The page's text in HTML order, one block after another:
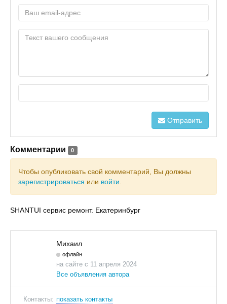
Отправить
Комментарии 0
Чтобы опубликовать свой комментарий, Вы должны
зарегистрироваться или войти
SHANTUI сервис ремонт. Екатеринбург
Михаил
офлайн
на сайте с 11 апреля 2024
Все объявления автора
Контакты: показать контакты